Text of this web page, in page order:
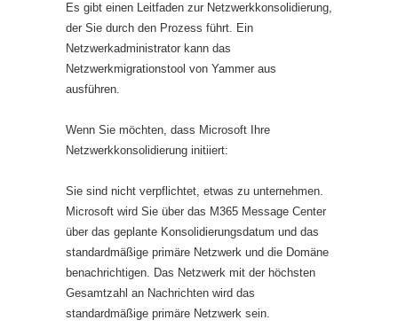
Es gibt einen Leitfaden zur Netzwerkkonsolidierung,
der Sie durch den Prozess führt. Ein
Netzwerkadministrator kann das
Netzwerkmigrationstool von Yammer aus
ausführen.
Wenn Sie möchten, dass Microsoft Ihre
Netzwerkkonsolidierung initiiert:
Sie sind nicht verpflichtet, etwas zu unternehmen.
Microsoft wird Sie über das M365 Message Center
über das geplante Konsolidierungsdatum und das
standardmäßige primäre Netzwerk und die Domäne
benachrichtigen. Das Netzwerk mit der höchsten
Gesamtzahl an Nachrichten wird das
standardmäßige primäre Netzwerk sein.